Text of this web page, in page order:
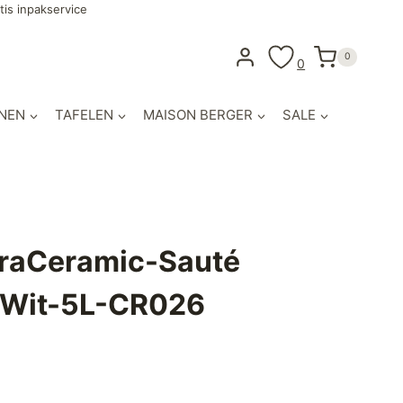
inpakservice
0 0
TAFELEN MAISON BERGER SALE
Sauté
5L-CR026